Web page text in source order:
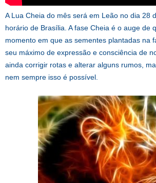
A Lua Cheia do mês será em Leão no dia 28
horário de Brasília. A fase Cheia é o auge de
momento em que as sementes plantadas na
seu máximo de expressão e consciência de
ainda corrigir rotas e alterar alguns rumos,
nem sempre isso é possível.